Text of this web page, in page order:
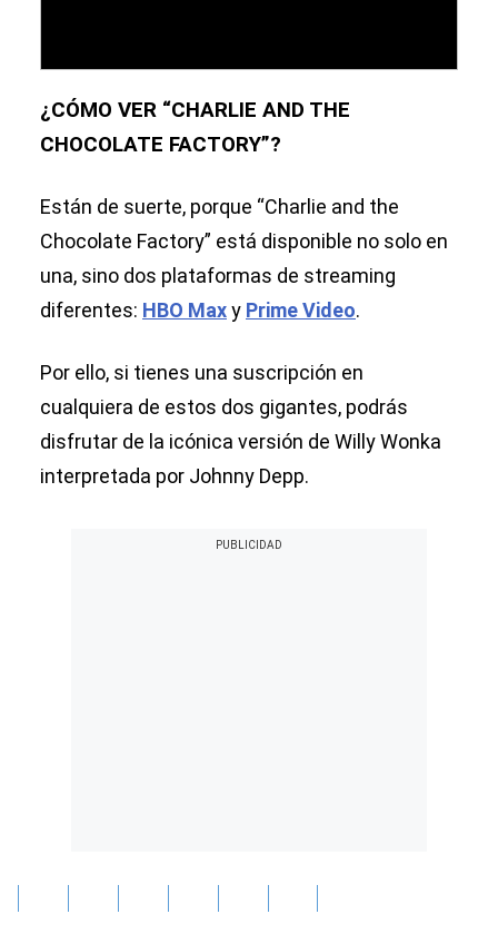
¿CÓMO VER “CHARLIE AND THE
CHOCOLATE FACTORY”?
Están de suerte, porque “Charlie and the
Chocolate Factory” está disponible no solo en
una, sino dos plataformas de streaming
diferentes: HBO Maxy Prime Video.
Por ello, si tienes una suscripción en
cualquiera de estos dos gigantes, podrás
disfrutar de la icónica versión de Willy Wonka
interpretada por Johnny Depp.